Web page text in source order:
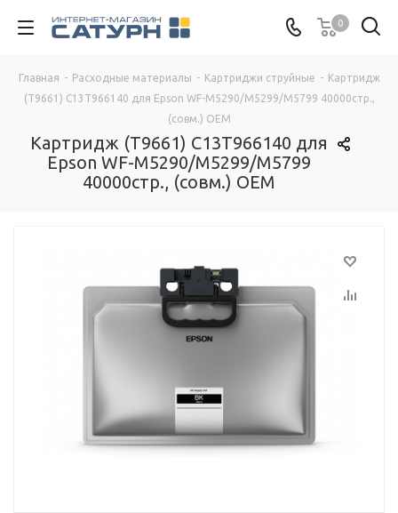
0
Главная - Расходные материалы - Картриджи струйные - Картридж
(T9661) C13T966140 для Epson WF-M5290/M5299/M5799 40000стр.,
(совм.) OEM
Картридж (T9661) C13T966140 для
Epson WF-M5290/M5299/M5799
40000стр., (совм.) OEM